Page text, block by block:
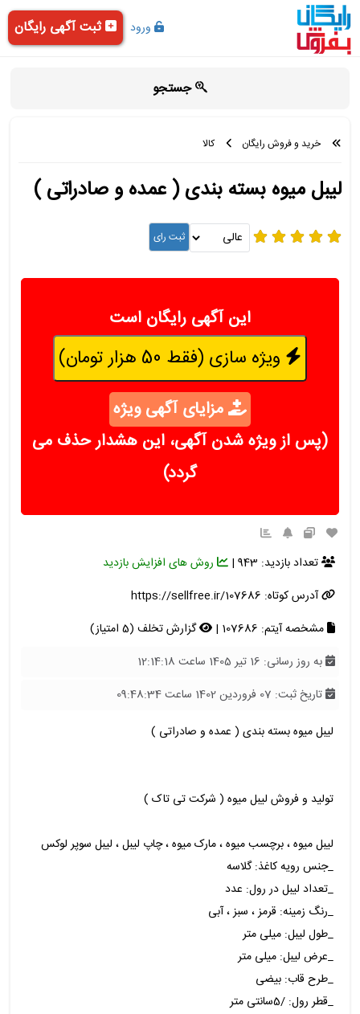
ورود ثبت آگهی رایگان
جستجو
خرید و فروش رایگان کالا
لیبل میوه بسته بندی ( عمده و صادراتی )
این آگهی رایگان است
ویژه سازی (فقط 50 هزار تومان)
مزایای آگهی ویژه
(پس از ویژه شدن آگهی، این هشدار حذف می
گردد)
تعداد بازدید: 943 |
روش های افزایش بازدید
آدرس کوتاه: https://sellfree.ir/107686
مشخصه آیتم: 107686 |
گزارش تخلف (5 امتیاز)
به روز رسانی: 16 تیر 1405 ساعت 12:14:18
تاریخ ثبت: 07 فروردین 1402 ساعت 09:48:34
لیبل میوه بسته بندی ( عمده و صادراتی )
تولید و فروش لیبل میوه ( شرکت تی تاک )
لیبل میوه ، برچسب میوه ، مارک میوه ، چاپ لیبل ، لیبل سوپر لوکس
_جنس رویه کاغذ: گلاسه
_تعداد لیبل در رول: عدد
_رنگ زمینه: قرمز ، سبز ، آبی
_طول لیبل: میلی متر
_عرض لیبل: میلی متر
_طرح قاب: بیضی
_قطر رول: /5سانتی متر